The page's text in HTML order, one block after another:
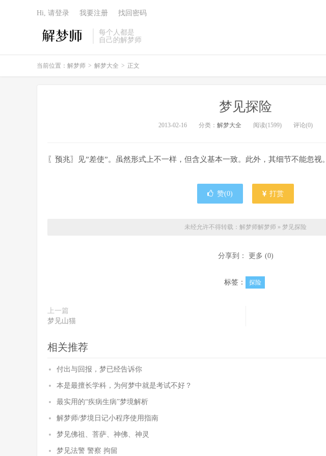
每个人都是
自己的解梦师
Hi, 请登录 我要注册 找回密码
当前位置： 解梦师 > 解梦大全 > 正文
梦见探险
2013-02-16 分类： 解梦大全 阅读(1599) 评论(0)
〖预兆〗见”差使”。虽然形式上不一样，但含义基本一致。此外，其细节不能忽视。
赞(0) 打赏
未经允许不得转载：解梦师解梦师 » 梦见探险
分享到： 更多 (0)
标签： 探险
上一篇
梦见山猫
相关推荐
付出与回报，梦已经告诉你
本是最擅长学科，为何梦中就是考试不好？
最实用的“疾病生病”梦境解析
解梦师/梦境日记小程序使用指南
梦见佛祖、菩萨、神佛、神灵
梦见法警 警察 拘留